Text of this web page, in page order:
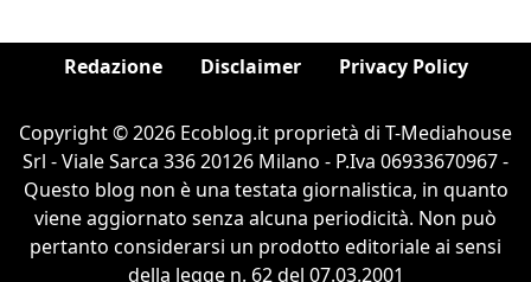
Redazione Disclaimer Privacy Policy
Copyright © 2026 Ecoblog.it proprietà di T-Mediahouse
Srl - Viale Sarca 336 20126 Milano - P.Iva 06933670967 -
Questo blog non è una testata giornalistica, in quanto
viene aggiornato senza alcuna periodicità. Non può
pertanto considerarsi un prodotto editoriale ai sensi
della legge n. 62 del 07.03.2001